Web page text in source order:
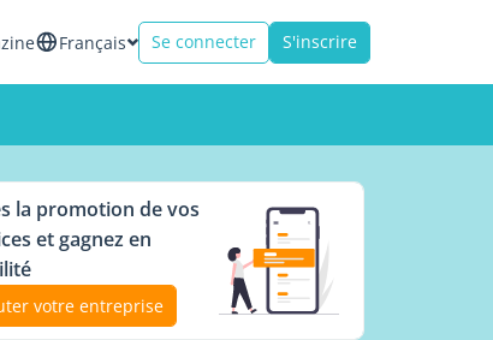
Français Se connecter S'inscrire
la promotion de vos
et gagnez en
votre entreprise